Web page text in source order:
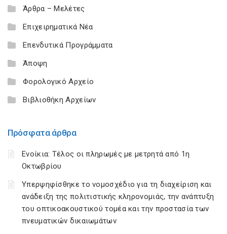
Άρθρα – Μελέτες
Επιχειρηματικά Νέα
Επενδυτικά Προγράμματα
Άποψη
Φορολογικό Αρχείο
Βιβλιοθήκη Αρχείων
Πρόσφατα άρθρα
Ενοίκια: Τέλος οι πληρωμές με μετρητά από 1η
Οκτωβρίου
Υπερψηφίσθηκε το νομοσχέδιο για τη διαχείριση και
ανάδειξη της πολιτιστικής κληρονομιάς, την ανάπτυξη
του οπτικοακουστικού τομέα και την προστασία των
πνευματικών δικαιωμάτων